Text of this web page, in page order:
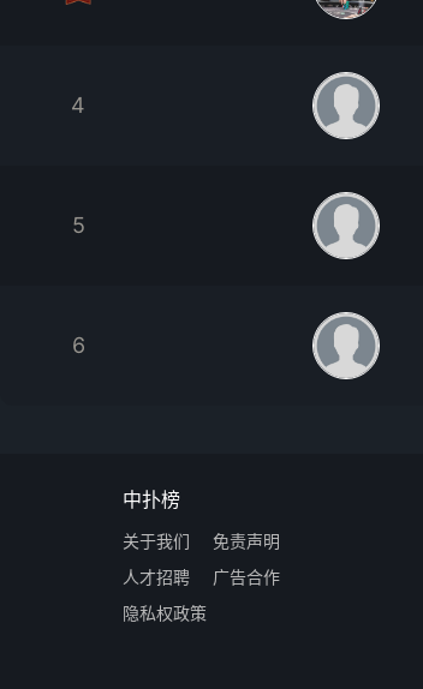
4
5
6
中扑榜
关于我们
免责声明
人才招聘
广告合作
隐私权政策